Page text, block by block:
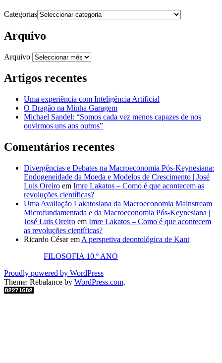
Categorias
Arquivo
Arquivo
Artigos recentes
Uma experiência com Inteligência Artificial
O Dragão na Minha Garagem
Michael Sandel: “Somos cada vez menos capazes de nos
ouvirmos uns aos outros”
Comentários recentes
Divergências e Debates na Macroeconomia Pós-Keynesiana:
Endogeneidade da Moeda e Modelos de Crescimento | José
Luis Oreiro em Imre Lakatos – Como é que acontecem as
revoluções científicas?
Uma Avaliação Lakatosiana da Macroeconomia Mainstream
Microfundamentada e da Macroeconomia Pós-Keynesiana |
José Luis Oreiro em Imre Lakatos – Como é que acontecem
as revoluções científicas?
Ricardo Césarem A perspetiva deontológica de Kant
FILOSOFIA 10.º ANO
Proudly powered by WordPress
Theme: Rebalance by WordPress.com.